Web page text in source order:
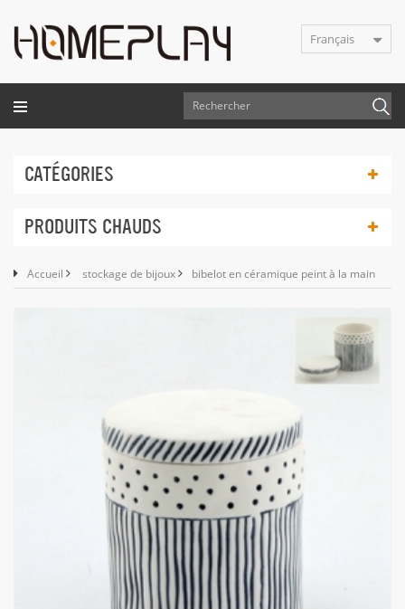
Français
CATÉGORIES
PRODUITS CHAUDS
Accueil stockage de bijoux bibelot en céramique peint à la main